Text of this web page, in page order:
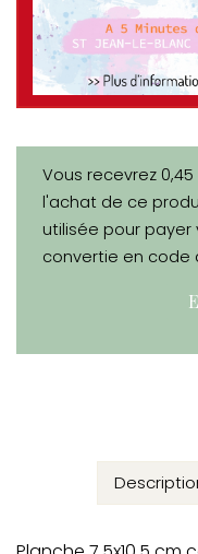
Vous recevrez
l'achat de ce
utilisée pour
convertie en code